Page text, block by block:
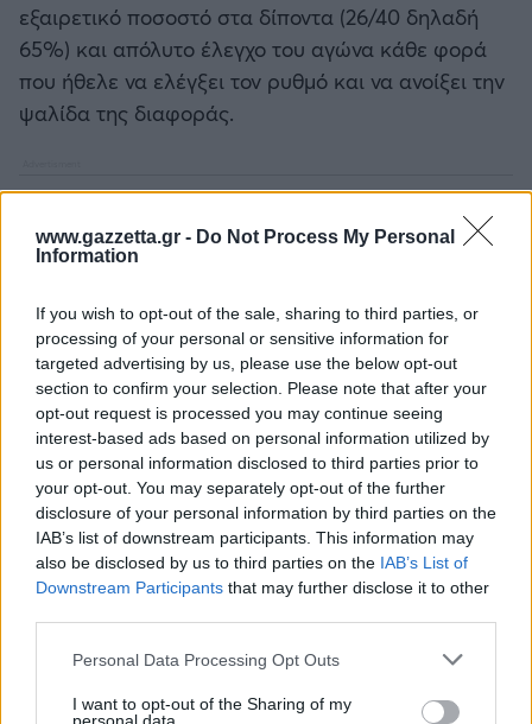
www.gazzetta.gr - Do Not Process My Personal
Information
If you wish to opt-out of the sale, sharing to third parties, or
processing of your personal or sensitive information for
targeted advertising by us, please use the below opt-out
section to confirm your selection. Please note that after your
opt-out request is processed you may continue seeing
interest-based ads based on personal information utilized by
us or personal information disclosed to third parties prior to
your opt-out. You may separately opt-out of the further
disclosure of your personal information by third parties on the
IAB’s list of downstream participants. This information may
also be disclosed by us to third parties on the IAB’s List of
Downstream Participants that may further disclose it to other
Please note that this website/app uses one or more Google
not limited to your visit or usage behaviour. You may click to
Personal Data Processing Opt Outs
I want to opt-out of the Sharing of my
εξαιρετικό ποσοστό στα δίποντα (26/40 δηλαδή
65%) και απόλυτο έλεγχο του αγώνα κάθε φορά
που ήθελε να ελέγξει τον ρυθμό και να ανοίξει την
ψαλίδα της διαφοράς.